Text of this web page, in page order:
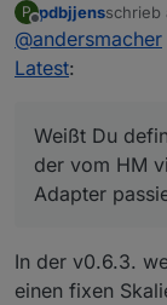
P
Offline
pdbjjensschrieb
zuletzt
@andersmacher
Latest:
Weißt Du
der vom HM
Adapter
In der v0.6.3.
einen fixen